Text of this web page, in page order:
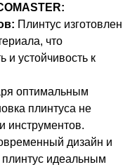
Плинтус изготовлен
что
и устойчивость к
оптимальным
плинтуса не
инструментов.
дизайн и
идеальным